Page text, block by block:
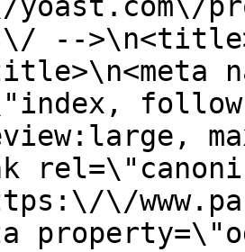
--
\/